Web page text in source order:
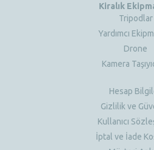
Kiralık
Tripodlar
Yardımcı
Drone
Kamera
Hesap
Gizlilik ve
Kullanıcı
İptal ve İade